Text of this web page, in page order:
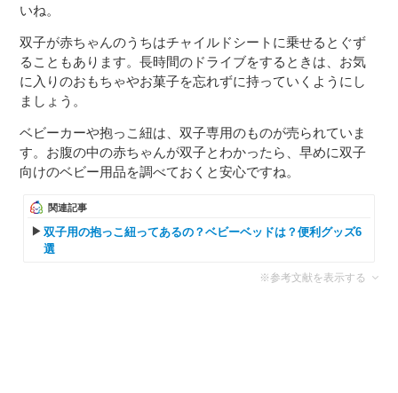
いね。
双子が赤ちゃんのうちはチャイルドシートに乗せるとぐず
ることもあります。長時間のドライブをするときは、お気
に入りのおもちゃやお菓子を忘れずに持っていくようにし
ましょう。
ベビーカーや抱っこ紐は、双子専用のものが売られていま
す。お腹の中の赤ちゃんが双子とわかったら、早めに双子
向けのベビー用品を調べておくと安心ですね。
関連記事
双子用の抱っこ紐ってあるの？ベビーベッドは？便利グッズ6
選
※参考文献を表示する